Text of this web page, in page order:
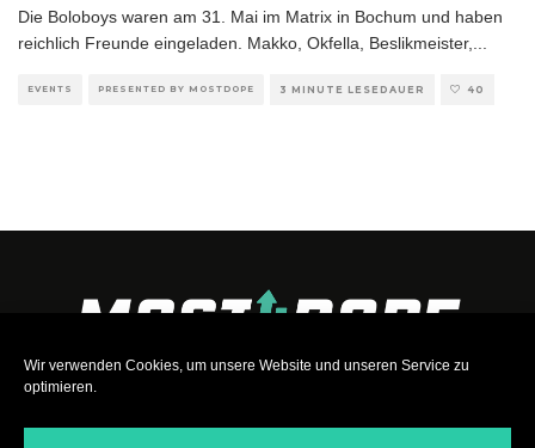
Wir verwenden Cookies, um unsere Website und unseren Service zu
optimieren.
Die Boloboys waren am 31. Mai im Matrix in Bochum und haben
reichlich Freunde eingeladen. Makko, Okfella, Beslikmeister,
EVENTS PRESENTED BY MOSTDOPE 3 MINUTE LESEDAUER 40